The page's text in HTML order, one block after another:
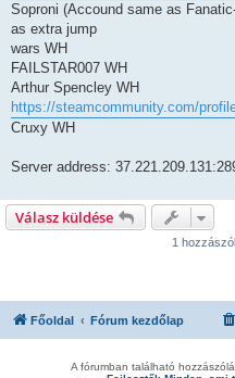
Soproni (Accound same as
as extra jump
wars WH
FAILSTAR007 WH
Arthur Spencley WH
https://steamcommunity.com/
Cruxy WH
Server address:
Válasz küldése
1
Főoldal Fórum kezdőlap
A fórumban található